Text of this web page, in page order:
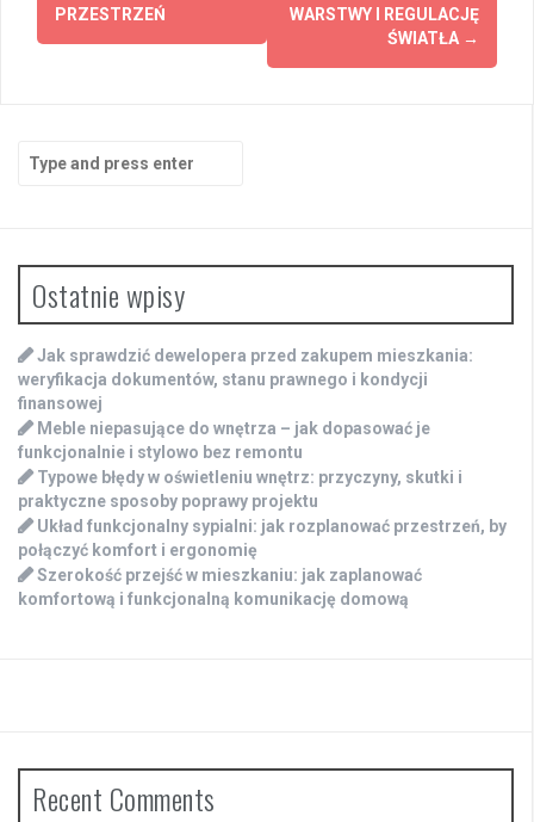
PRZESTRZEŃ
WARSTWY I REGULACJĘ
ŚWIATŁA →
for:
Ostatnie wpisy
Jak sprawdzić dewelopera przed zakupem mieszkania:
weryfikacja dokumentów, stanu prawnego i kondycji
finansowej
Meble niepasujące do wnętrza – jak dopasować je
funkcjonalnie i stylowo bez remontu
Typowe błędy w oświetleniu wnętrz: przyczyny, skutki i
praktyczne sposoby poprawy projektu
Układ funkcjonalny sypialni: jak rozplanować przestrzeń, by
połączyć komfort i ergonomię
Szerokość przejść w mieszkaniu: jak zaplanować
komfortową i funkcjonalną komunikację domową
Recent Comments